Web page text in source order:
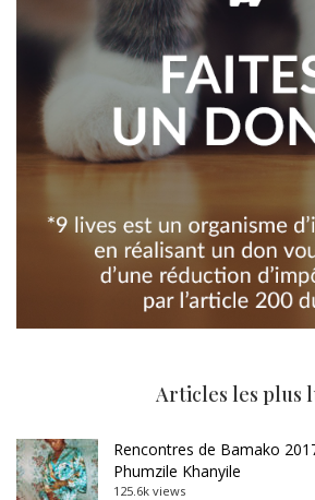
Articles les plus
Rencontres de Bamako
Phumzile Khanyile
125.6k views